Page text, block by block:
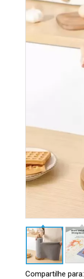
Compartilhe para: